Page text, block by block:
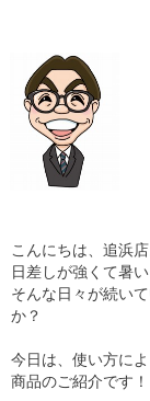
こんにちは、追浜
日差しが強くて暑
そんな日々が続い
か？
今日は、使い方に
商品のご紹介です！